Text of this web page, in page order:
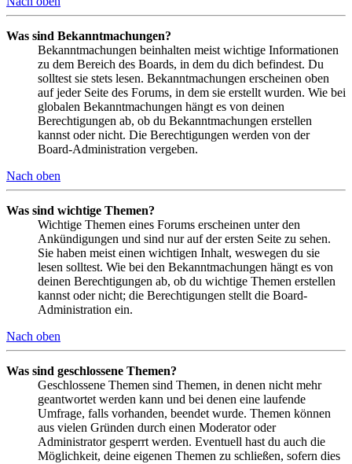
Was sind Bekanntmachungen?
Bekanntmachungen beinhalten meist wichtige Informationen
zu dem Bereich des Boards, in dem du dich befindest. Du
solltest sie stets lesen. Bekanntmachungen erscheinen oben
auf jeder Seite des Forums, in dem sie erstellt wurden. Wie bei
globalen Bekanntmachungen hängt es von deinen
Berechtigungen ab, ob du Bekanntmachungen erstellen
kannst oder nicht. Die Berechtigungen werden von der
Board-Administration vergeben.
Nach oben
Was sind wichtige Themen?
Wichtige Themen eines Forums erscheinen unter den
Ankündigungen und sind nur auf der ersten Seite zu sehen.
Sie haben meist einen wichtigen Inhalt, weswegen du sie
lesen solltest. Wie bei den Bekanntmachungen hängt es von
deinen Berechtigungen ab, ob du wichtige Themen erstellen
kannst oder nicht; die Berechtigungen stellt die Board-
Administration ein.
Nach oben
Was sind geschlossene Themen?
Geschlossene Themen sind Themen, in denen nicht mehr
geantwortet werden kann und bei denen eine laufende
Umfrage, falls vorhanden, beendet wurde. Themen können
aus vielen Gründen durch einen Moderator oder
Administrator gesperrt werden. Eventuell hast du auch die
Möglichkeit, deine eigenen Themen zu schließen, sofern dies